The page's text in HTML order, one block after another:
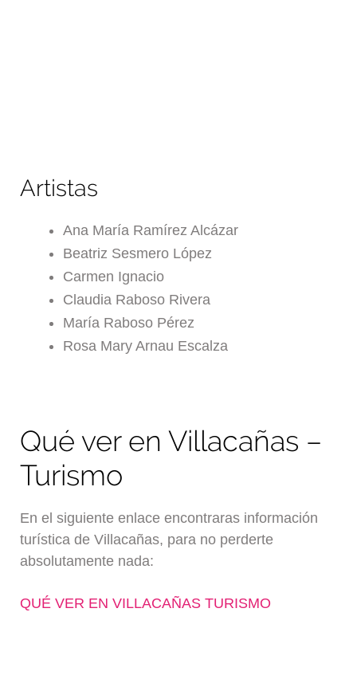
Artistas
Ana María Ramírez Alcázar
Beatriz Sesmero López
Carmen Ignacio
Claudia Raboso Rivera
María Raboso Pérez
Rosa Mary Arnau Escalza
Qué ver en Villacañas –
Turismo
En el siguiente enlace encontraras información
turística de Villacañas, para no perderte
absolutamente nada:
QUÉ VER EN VILLACAÑAS TURISMO